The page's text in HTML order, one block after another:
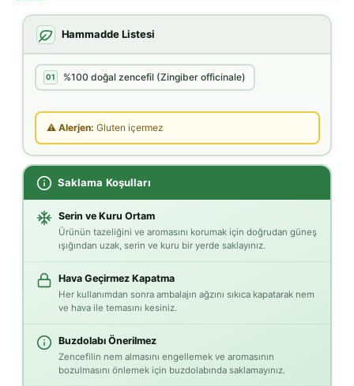
Hammadde Listesi
01 %100 doğal zencefil (Zingiber officinale)
⚠ Alerjen: Gluten içermez
Saklama Koşulları
Serin ve Kuru Ortam
Ürünün tazeliğini ve aromasını korumak için doğrudan güneş
ışığından uzak, serin ve kuru bir yerde saklayınız.
Hava Geçirmez Kapatma
Her kullanımdan sonra ambalajın ağzını sıkıca kapatarak nem
ve hava ile temasını kesiniz.
Buzdolabı Önerilmez
Zencefilin nem almasını engellemek ve aromasının
bozulmasını önlemek için buzdolabında saklamayınız.